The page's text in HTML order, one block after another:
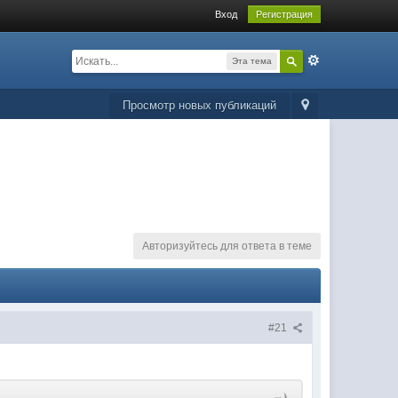
Вход Регистрация
Эта тема
Просмотр новых публикаций
Авторизуйтесь для ответа в теме
#21